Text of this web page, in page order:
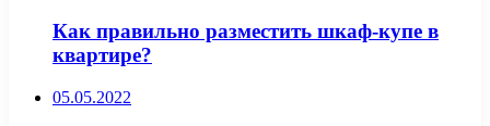
Как правильно разместить шкаф-купе в
квартире?
05.05.2022